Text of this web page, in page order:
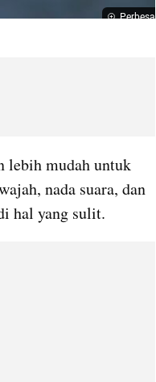
Perbesar
lebih mudah untuk
nada suara, dan
hal yang sulit.